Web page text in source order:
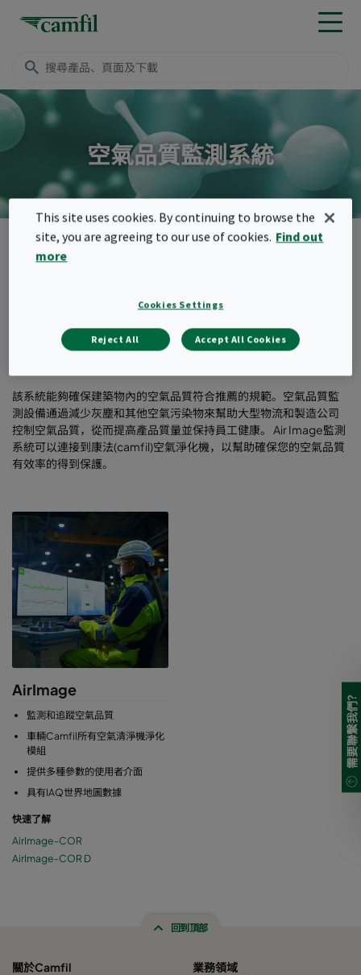
空氣品質監測系統
化學濾網/活性碳濾網 空氣品質監測系統
Menu
空氣品質監測系統
空氣品質監測系統可讓您監測、跟踪、報告和
該系統能夠確保建築物內的空氣品質符合推薦的規範。空氣品質監
測設備通過減少灰塵和其他空氣污染物來幫助大型物流和製造公司
控制空氣品質，從而提高產品質量並保持員工健康。 Air Image監測
系統可以連接到康法(camfil)空氣淨化機，以幫助確保您的空氣品質
有效率的得到保護。
AirImage
監測和追蹤空氣品質
車輛Camfil所有空氣清淨機淨化
模組
提供多種參數的使用者介面
具有IAQ世界地圖數據
快速了解
AirImage-COR
AirImage-COR D
回到頂部
關於Camfil
業務領域
需要聯繫我們?
This site uses cookies. By continuing to browse the
site, you are agreeing to our use of cookies. Find out
more
Cookies Settings
Reject All Accept All Cookies